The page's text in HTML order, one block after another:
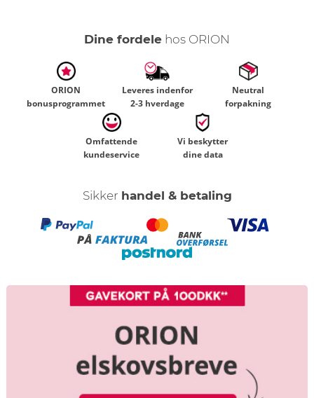
Dine fordele hos ORION
ORION
bonusprogrammet
Leveres indenfor
2-3 hverdage
Neutral
forpakning
Omfattende
kundeservice
Vi beskytter
dine data
Sikker handel & betaling